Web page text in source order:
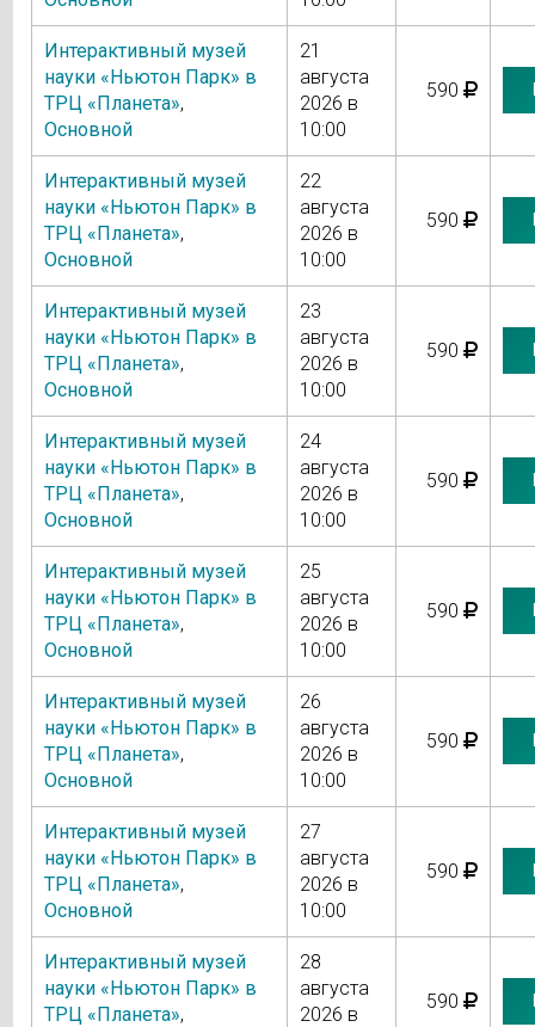
Интерактивный музей
науки «Ньютон Парк» в
ТРЦ «Планета»,
Основной
21
августа
2026 в
10:00
590
Интерактивный музей
науки «Ньютон Парк» в
ТРЦ «Планета»,
Основной
22
августа
2026 в
10:00
590
Интерактивный музей
науки «Ньютон Парк» в
ТРЦ «Планета»,
Основной
23
августа
2026 в
10:00
590
Интерактивный музей
науки «Ньютон Парк» в
ТРЦ «Планета»,
Основной
24
августа
2026 в
10:00
590
Интерактивный музей
науки «Ньютон Парк» в
ТРЦ «Планета»,
Основной
25
августа
2026 в
10:00
590
Интерактивный музей
науки «Ньютон Парк» в
ТРЦ «Планета»,
Основной
26
августа
2026 в
10:00
590
Интерактивный музей
науки «Ньютон Парк» в
ТРЦ «Планета»,
Основной
27
августа
2026 в
10:00
590
Интерактивный музей
науки «Ньютон Парк» в
ТРЦ «Планета»,
28
августа
2026 в
590